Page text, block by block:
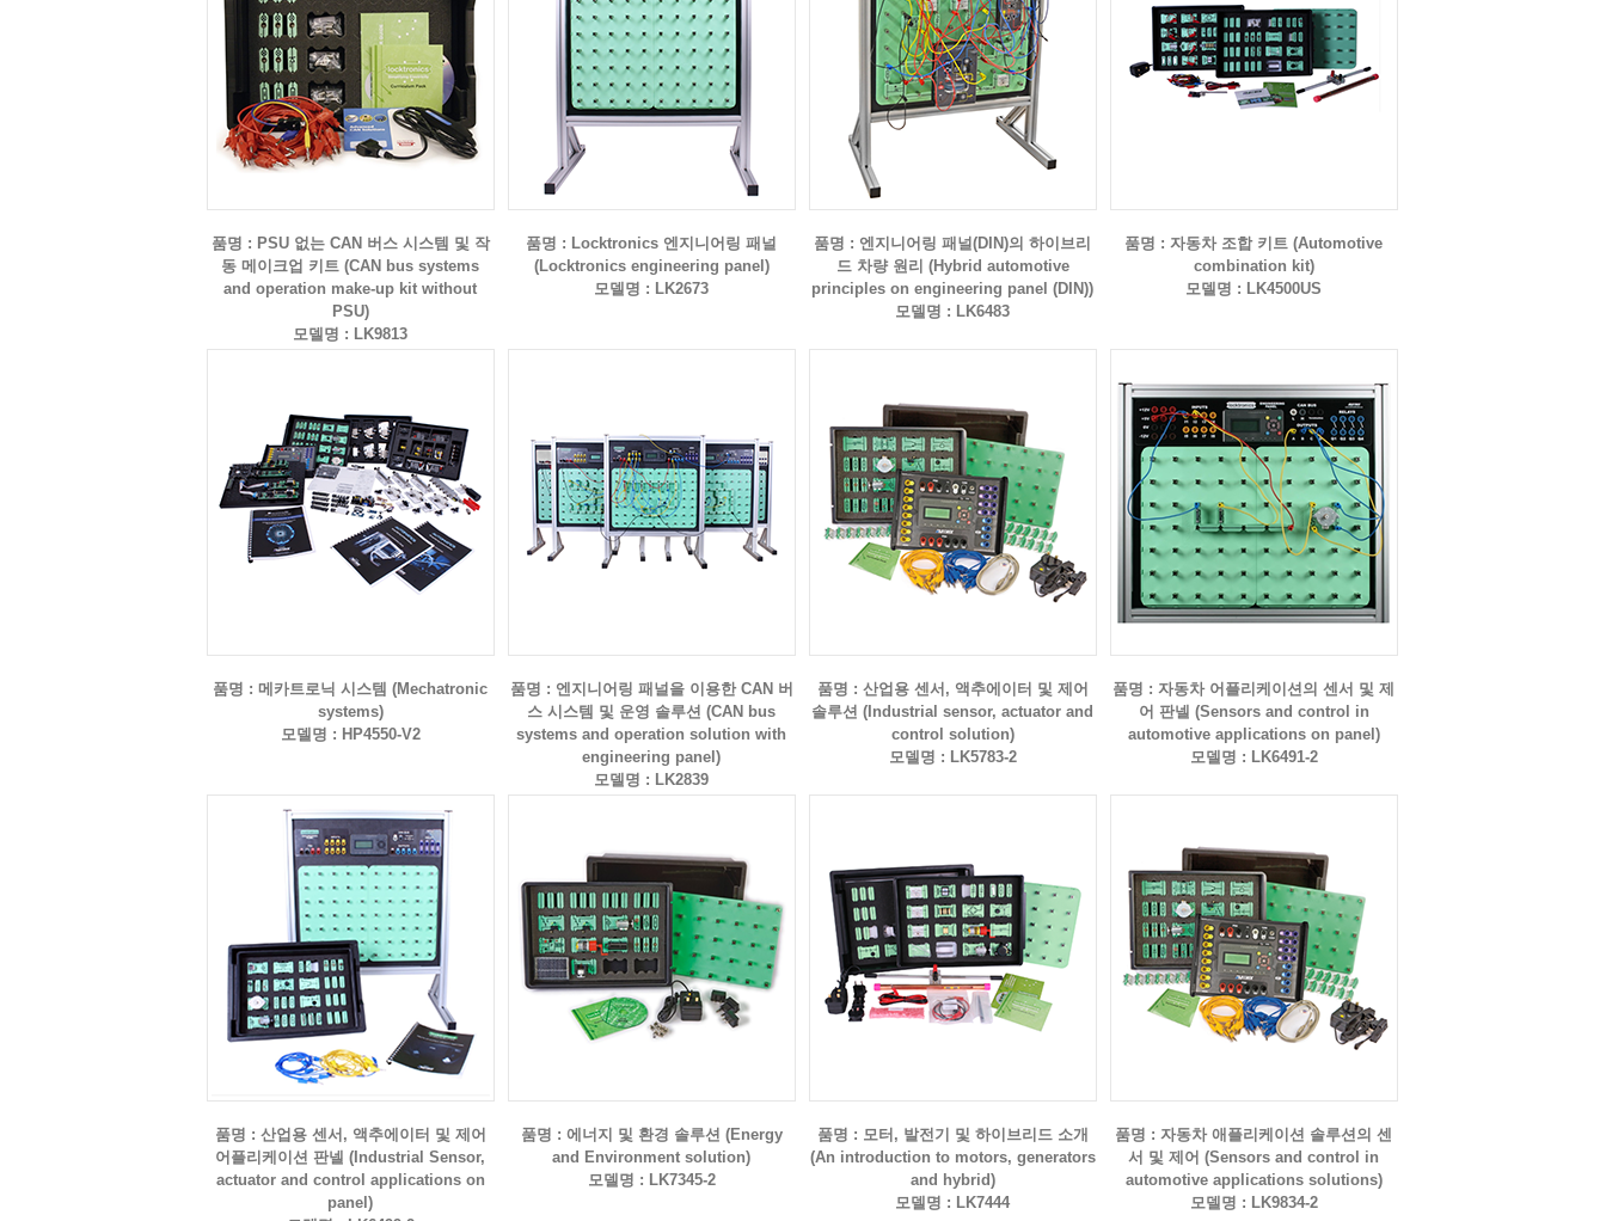
품명 : PSU 없는 CAN 버스 시스템 및 작
동 메이크업 키트 (CAN bus systems
and operation make-up kit without
PSU)
모델명 : LK9813
품명 : Locktronics 엔지니어링 패널
(Locktronics engineering panel)
모델명 : LK2673
품명 : 엔지니어링 패널(DIN)의 하이브리
드 차량 원리 (Hybrid automotive
principles on engineering panel (DIN))
모델명 : LK6483
품명 : 자동차 조합 키트 (Automotive
combination kit)
모델명 : LK4500US
품명 : 메카트로닉 시스템 (Mechatronic
systems)
모델명 : HP4550-V2
품명 : 엔지니어링 패널을 이용한 CAN 버
스 시스템 및 운영 솔루션 (CAN bus
systems and operation solution with
engineering panel)
모델명 : LK2839
품명 : 산업용 센서, 액추에이터 및 제어
솔루션 (Industrial sensor, actuator and
control solution)
모델명 : LK5783-2
품명 : 자동차 어플리케이션의 센서 및 제
어 판넬 (Sensors and control in
automotive applications on panel)
모델명 : LK6491-2
품명 : 산업용 센서, 액추에이터 및 제어
어플리케이션 판넬 (Industrial Sensor,
actuator and control applications on
panel)
품명 : 에너지 및 환경 솔루션 (Energy
and Environment solution)
모델명 : LK7345-2
품명 : 모터, 발전기 및 하이브리드 소개
(An introduction to motors, generators
and hybrid)
모델명 : LK7444
품명 : 자동차 애플리케이션 솔루션의 센
서 및 제어 (Sensors and control in
automotive applications solutions)
모델명 : LK9834-2